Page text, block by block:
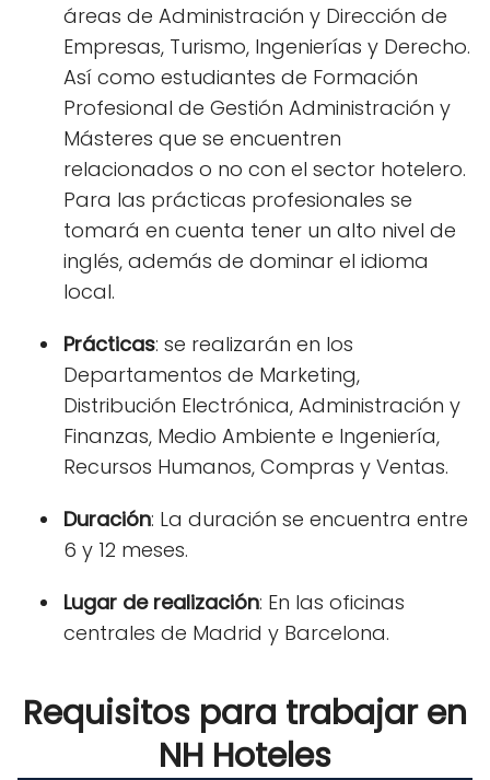
áreas de Administración y Dirección de
Empresas, Turismo, Ingenierías y Derecho.
Así como estudiantes de Formación
Profesional de Gestión Administración y
Másteres que se encuentren
relacionados o no con el sector hotelero.
Para las prácticas profesionales se
tomará en cuenta tener un alto nivel de
inglés, además de dominar el idioma
local.
Prácticas: se realizarán en los
Departamentos de Marketing,
Distribución Electrónica, Administración y
Finanzas, Medio Ambiente e Ingeniería,
Recursos Humanos, Compras y Ventas.
Duración: La duración se encuentra entre
6 y 12 meses.
Lugar de realización: En las oficinas
centrales de Madrid y Barcelona.
Requisitos para trabajar en
NH Hoteles